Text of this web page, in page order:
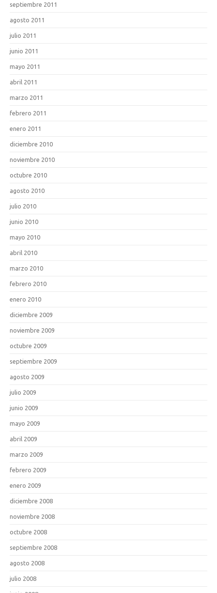
septiembre 2011
agosto 2011
julio 2011
junio 2011
mayo 2011
abril 2011
marzo 2011
febrero 2011
enero 2011
diciembre 2010
noviembre 2010
octubre 2010
agosto 2010
julio 2010
junio 2010
mayo 2010
abril 2010
marzo 2010
febrero 2010
enero 2010
diciembre 2009
noviembre 2009
octubre 2009
septiembre 2009
agosto 2009
julio 2009
junio 2009
mayo 2009
abril 2009
marzo 2009
febrero 2009
enero 2009
diciembre 2008
noviembre 2008
octubre 2008
septiembre 2008
agosto 2008
julio 2008